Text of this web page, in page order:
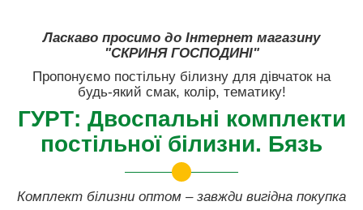
Ласкаво просимо до Інтернет магазину
"СКРИНЯ ГОСПОДИНІ"
Пропонуємо постільну білизну для дівчаток на
будь-який смак, колір, тематику!
ГУРТ: Двоспальні комплекти
постільної білизни. Бязь
Комплект білизни оптом – завжди вигідна покупка